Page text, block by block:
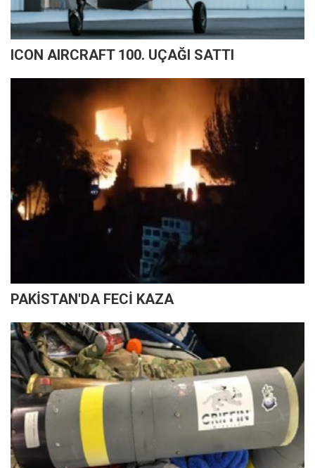
ICON AIRCRAFT 100. UÇAĞI SATTI
PAKİSTAN'DA FECİ KAZA